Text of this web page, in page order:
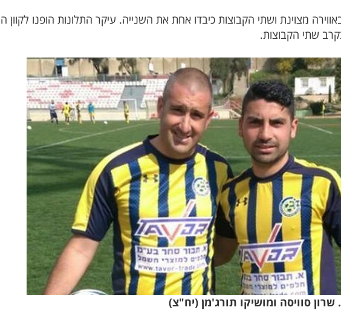
מצוינת ושתי הקבוצות כיבדו אחת את השנייה. עיקר התלונות הופנו
שתי הקבוצות.
סוויסה ומושיקו תורג'מן (יח"צ)